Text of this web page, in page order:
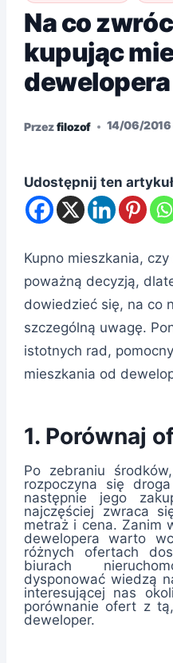
Na co
kupując
dewelopera
Przezfilozof 14/06/2016
Udostępnij ten artykuł
Kupno mieszkania,
poważną decyzją,
dowiedzieć się, na co
szczególną uwagę.
istotnych rad,
mieszkania od
1. Porównaj
Po zebraniu
rozpoczyna się
następnie jego
najczęściej zwraca
metraż i cena. Zanim
dewelopera warto
różnych ofertach
biurach
dysponować wiedzą
interesującej nas
porównanie ofert z
deweloper.